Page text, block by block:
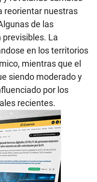
reorientar nuestras
de las
La
en los territorios
mientras que el
siendo moderado y
por los
recientes.